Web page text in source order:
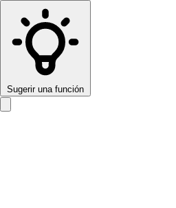
Sugerir una función